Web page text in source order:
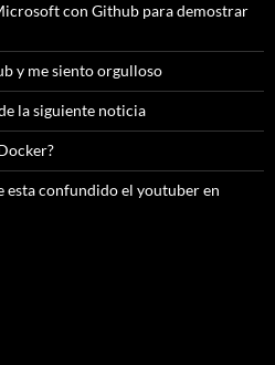
con Github para demostrar
y me siento orgulloso
la siguiente noticia
esta confundido el youtuber en